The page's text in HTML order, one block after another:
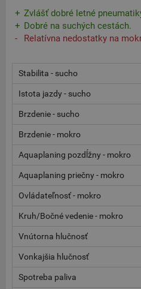
Zvlášť dobré letné
Dobré na suchých cestách.
Relatívna nedostatky na
Stabilita - sucho
Istota jazdy - sucho
Brzdenie - sucho
Brzdenie - mokro
Aquaplaning pozdĺžny - mokro
Aquaplaning priečny - mokro
Ovládateľnosť - mokro
Kruh/Bočné vedenie - mokro
Vnútorna hlučnosť
Vonkajšia hlučnosť
Spotreba paliva